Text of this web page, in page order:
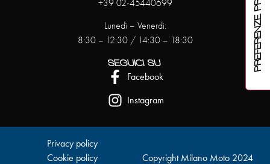
+39 02-45440699
Lunedì – Venerdì:
8:30 – 12:30 / 14:30 – 18:30
SEGUICI SU
Facebook
Instagram
Privacy policy
Cookie policy
Copyright Milano Moto 2024